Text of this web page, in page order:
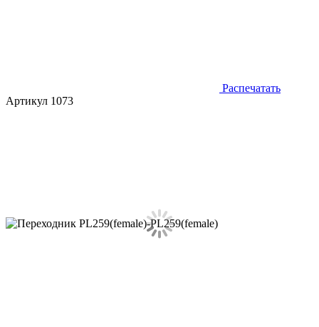
Распечатать
Артикул 1073